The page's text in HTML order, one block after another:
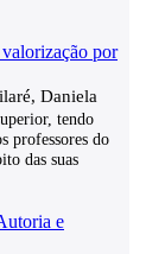
por
Daniela
tendo
professores do
das suas
e